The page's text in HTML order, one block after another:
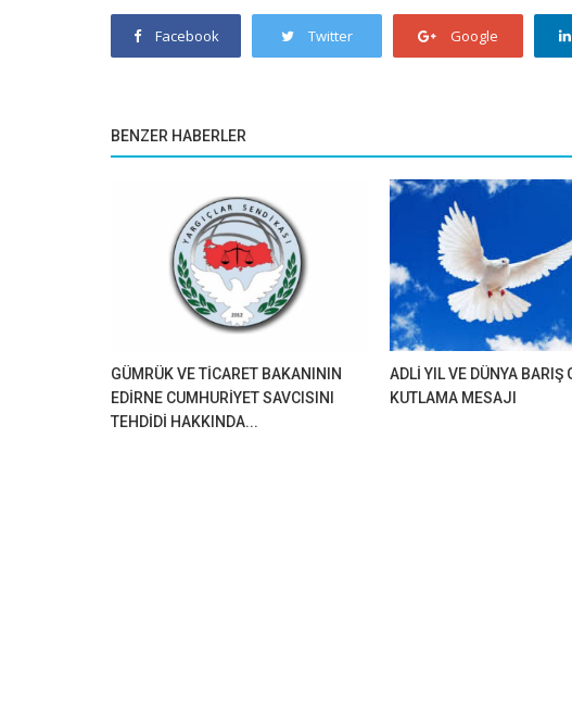
Facebook Twitter Google
BENZER HABERLER
GÜMRÜK VE TİCARET BAKANININ
EDİRNE CUMHURİYET SAVCISINI
TEHDİDİ HAKKINDA...
ADLİ YIL VE DÜNYA BARIŞ
KUTLAMA MESAJI